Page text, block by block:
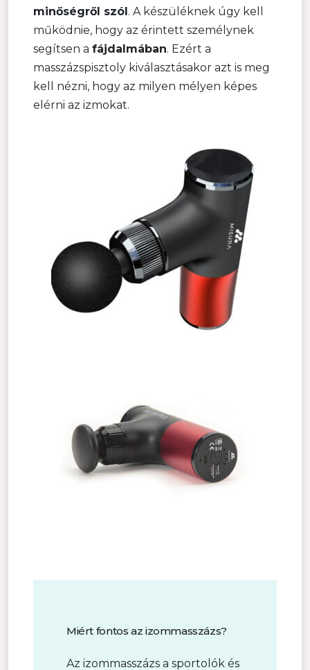
minőségről szól. A készüléknek úgy kell
működnie, hogy az érintett személynek
segítsen a fájdalmában. Ezért a
masszázspisztoly kiválasztásakor azt is meg
kell nézni, hogy az milyen mélyen képes
elérni az izmokat.
Miért fontos az izommasszázs?
Az izommasszázs a sportolók és